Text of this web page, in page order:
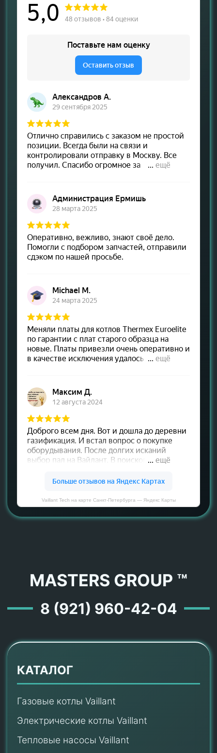
Vaillant Tech на карте Санкт‑Петербурга — Яндекс Карты
MASTERS GROUP ™
8 (921) 960-42-04
КАТАЛОГ
Газовые котлы Vaillant
Электрические котлы Vaillant
Тепловые насосы Vaillant